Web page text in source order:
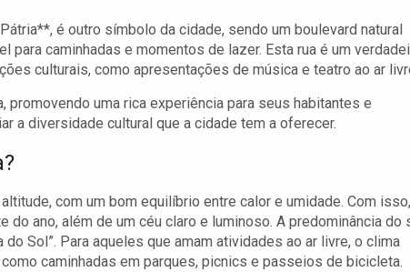
é outro símbolo da cidade, sendo um boulevard natural
caminhadas e momentos de lazer. Esta rua é um
culturais, como apresentações de música e teatro ao ar
promovendo uma rica experiência para seus habitantes e
a diversidade cultural que a cidade tem a oferecer.
com um bom equilíbrio entre calor e umidade. Com
ano, além de um céu claro e luminoso. A predominância do
Sol”. Para aqueles que amam atividades ao ar livre, o clima
caminhadas em parques, picnics e passeios de bicicleta.